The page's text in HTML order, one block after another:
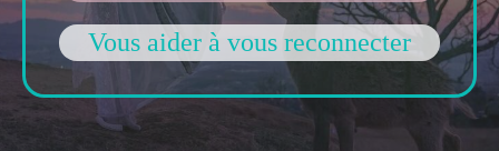
Vous aider à vous reconnecter